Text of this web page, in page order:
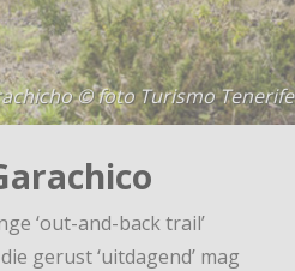
© foto Turismo Tenerife
‘out-and-back trail’
gerust ‘uitdagend’ mag